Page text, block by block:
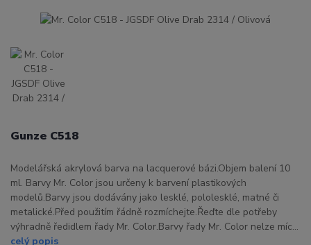
Gunze C518
Modelářská akrylová barva na lacquerové bázi.Objem balení 10
ml. Barvy Mr. Color jsou určeny k barvení plastikových
modelů.Barvy jsou dodávány jako lesklé, pololesklé, matné či
metalické.Před použitím řádně rozmíchejte.Řeďte dle potřeby
výhradně ředidlem řady Mr. Color.Barvy řady Mr. Color nelze míc...
celý popis